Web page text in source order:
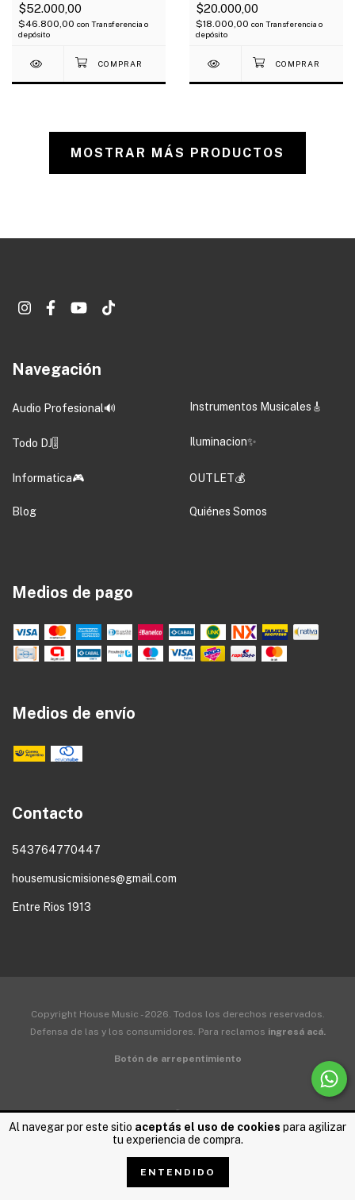
Al navegar por este sitio aceptás el uso de cookies para agilizar
tu experiencia de compra.
ENTENDIDO
$52.000,00
$46.800,00 con Transferencia o
depósito
$20.000,00
$18.000,00 con Transferencia o
depósito
MOSTRAR MÁS PRODUCTOS
Navegación
Audio Profesional🔊 Instrumentos Musicales🎸
Todo DJ🎚️ Iluminacion✨
Informatica🎮 OUTLET💰
Blog Quiénes Somos
Medios de pago
Medios de envío
Contacto
543764770447
housemusicmisiones@gmail.com
Entre Rios 1913
Copyright House Music - 2026. Todos los derechos reservados.
Defensa de las y los consumidores. Para reclamos ingresá acá.
Botón de arrepentimiento